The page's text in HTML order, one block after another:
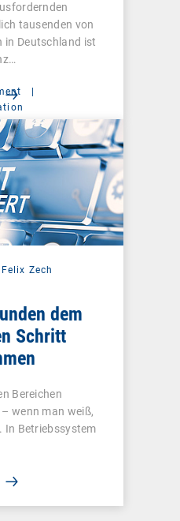
tausenden von
in Deutschland ist
|
Felix Zech
dem
Schritt
Bereichen
wenn man weiß,
In Betriebssystem